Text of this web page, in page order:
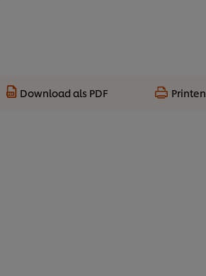
Download als PDF Printen